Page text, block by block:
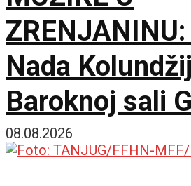
Nada
Baroknoj sali
kuće
08.08.2026